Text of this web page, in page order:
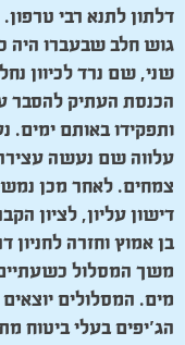
דלתון לתנא רבי
גוש חלב שבעברו היה
שני, שם נרד לכיוון
הכנסת העתיק להסבר
ותפקידו באותם ימים.
עלווה שם נעשה
צמחים. לאחר מכן
דישון עליון, לציון
בן אמוץ וחזרה לחניון
משך המסלול כשעתיים
מים. המסלולים
הג’יפים בעלי ביטוח